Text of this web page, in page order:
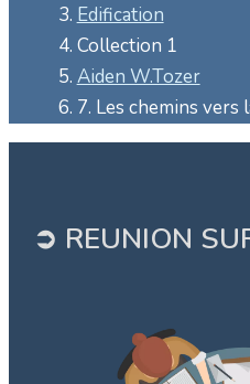
Edification
Collection 1
Aiden W.Tozer
7. Les chemins vers
➲ REUNION